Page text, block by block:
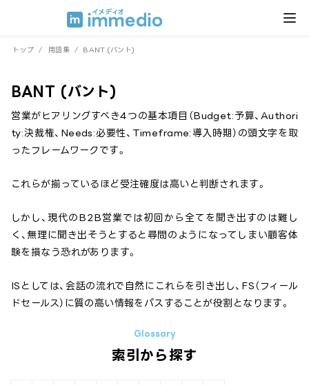
トップ / 用語集 / BANT (バント)
BANT (バント)
営業がヒアリングすべき4つの基本項目（Budget:予算、Authori
ty:決裁権、Needs:必要性、Timeframe:導入時期）の頭文字を取
ったフレームワークです。
これらが揃っているほど受注確度は高いと判断されます。
しかし、現代のB2B営業では初回から全てを聞き出すのは難し
く、無理に聞き出そうとすると尋問のようになってしまい顧客体
験を損なう恐れがあります。
ISとしては、会話の流れで自然にこれらを引き出し、FS（フィール
ドセールス）に質の高い情報をパスすることが役割となります。
索引から探す